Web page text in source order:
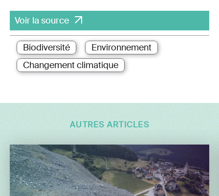
Voir la source
Biodiversité
Environnement
Changement climatique
AUTRES ARTICLES